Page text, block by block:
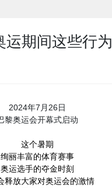
运期间这些行为
2024年7月26日
黎奥运会开幕式启动
这个暑期
绚丽丰富的体育赛事
奥运选手的夺金时刻
释放大家对奥运会的激情